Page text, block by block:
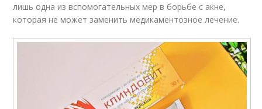
лишь одна из вспомогательных мер в борьбе с акне,
которая не может заменить медикаментозное лечение.